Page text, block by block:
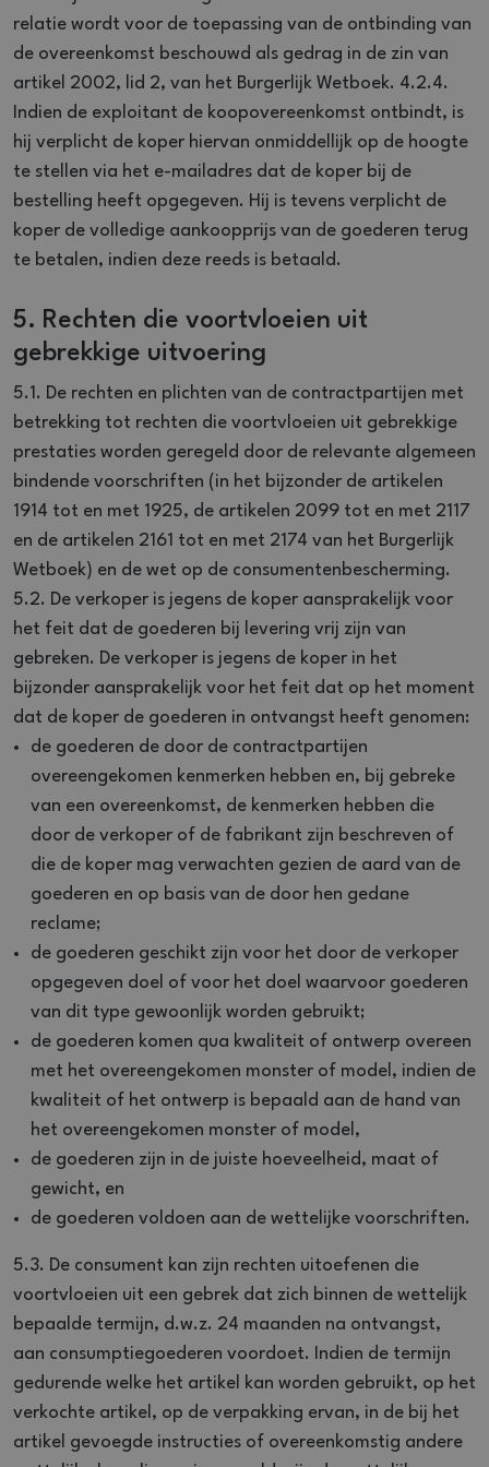
relatie wordt voor de toepassing van de ontbinding van
de overeenkomst beschouwd als gedrag in de zin van
artikel 2002, lid 2, van het Burgerlijk Wetboek. 4.2.4.
Indien de exploitant de koopovereenkomst ontbindt, is
hij verplicht de koper hiervan onmiddellijk op de hoogte
te stellen via het e-mailadres dat de koper bij de
bestelling heeft opgegeven. Hij is tevens verplicht de
koper de volledige aankoopprijs van de goederen terug
te betalen, indien deze reeds is betaald.
5. Rechten die voortvloeien uit
gebrekkige uitvoering
5.1. De rechten en plichten van de contractpartijen met
betrekking tot rechten die voortvloeien uit gebrekkige
prestaties worden geregeld door de relevante algemeen
bindende voorschriften (in het bijzonder de artikelen
1914 tot en met 1925, de artikelen 2099 tot en met 2117
en de artikelen 2161 tot en met 2174 van het Burgerlijk
Wetboek) en de wet op de consumentenbescherming.
5.2. De verkoper is jegens de koper aansprakelijk voor
het feit dat de goederen bij levering vrij zijn van
gebreken. De verkoper is jegens de koper in het
bijzonder aansprakelijk voor het feit dat op het moment
dat de koper de goederen in ontvangst heeft genomen:
de goederen de door de contractpartijen
overeengekomen kenmerken hebben en, bij gebreke
van een overeenkomst, de kenmerken hebben die
door de verkoper of de fabrikant zijn beschreven of
die de koper mag verwachten gezien de aard van de
goederen en op basis van de door hen gedane
reclame;
de goederen geschikt zijn voor het door de verkoper
opgegeven doel of voor het doel waarvoor goederen
van dit type gewoonlijk worden gebruikt;
de goederen komen qua kwaliteit of ontwerp overeen
met het overeengekomen monster of model, indien de
kwaliteit of het ontwerp is bepaald aan de hand van
het overeengekomen monster of model,
de goederen zijn in de juiste hoeveelheid, maat of
gewicht, en
de goederen voldoen aan de wettelijke voorschriften.
5.3. De consument kan zijn rechten uitoefenen die
voortvloeien uit een gebrek dat zich binnen de wettelijk
bepaalde termijn, d.w.z. 24 maanden na ontvangst,
aan consumptiegoederen voordoet. Indien de termijn
gedurende welke het artikel kan worden gebruikt, op het
verkochte artikel, op de verpakking ervan, in de bij het
artikel gevoegde instructies of overeenkomstig andere